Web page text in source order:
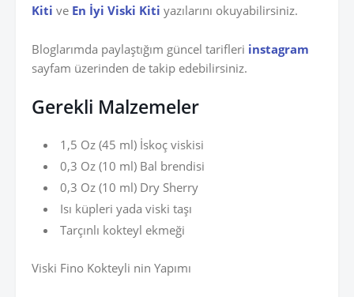
Kiti ve En İyi Viski Kiti yazılarını okuyabilirsiniz.
Bloglarımda paylaştığım güncel tarifleri instagram
sayfam üzerinden de takip edebilirsiniz.
Gerekli Malzemeler
1,5 Oz (45 ml) İskoç viskisi
0,3 Oz (10 ml) Bal brendisi
0,3 Oz (10 ml) Dry Sherry
Isı küpleri yada viski taşı
Tarçınlı kokteyl ekmeği
Viski Fino Kokteyli nin Yapımı